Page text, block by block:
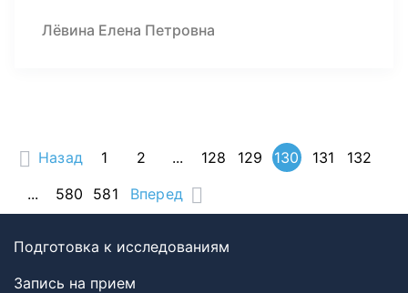
Лёвина Елена Петровна
Назад 1 2 ... 128 129 130 131
132
...
580 581 Вперед
Подготовка к исследованиям
Запись на прием